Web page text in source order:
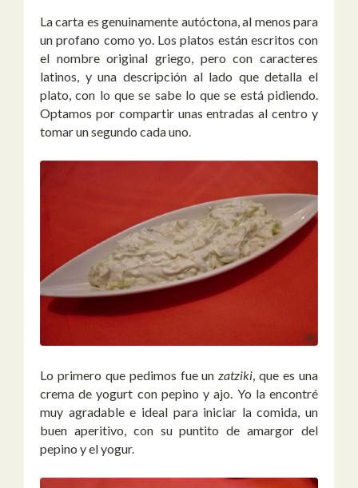
La carta es genuinamente autóctona, al menos para
un profano como yo. Los platos están escritos con
el nombre original griego, pero con caracteres
latinos, y una descripción al lado que detalla el
plato, con lo que se sabe lo que se está pidiendo.
Optamos por compartir unas entradas al centro y
tomar un segundo cada uno.
Lo primero que pedimos fue unzatziki, que es una
crema de yogurt con pepino y ajo. Yo la encontré
muy agradable e ideal para iniciar la comida, un
buen aperitivo, con su puntito de amargor del
pepino y el yogur.